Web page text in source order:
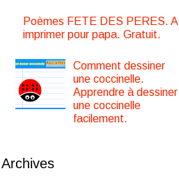
Poèmes FETE DES PERES. A
imprimer pour papa. Gratuit.
Comment dessiner
une coccinelle.
Apprendre à dessiner
une coccinelle
facilement.
Archives